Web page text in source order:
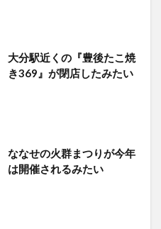
大分駅近くの『豊後たこ焼
き369』が閉店したみたい
ななせの火群まつりが今年
は開催されるみたい